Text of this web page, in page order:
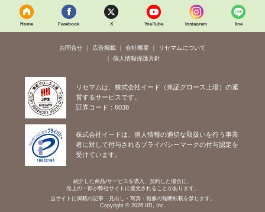
Home Facebook X YouTube Instagram line
お問合せ 広告掲載 会社概要
リセマムについて
個人情報保護方針
リセマムは、株式会社イード（東証グロース上場）の運
営するサービスです。
証券コード：6038
株式会社イードは、個人情報の適切な取扱いを行う事業
者に対して付与されるプライバシーマークの付与認定を
受けています。
紹介した商品/サービスを購入、契約した場合に、
売上の一部が弊社サイトに還元されることがあります。
当サイトに掲載の記事・見出し・写真・画像の無断転載を禁じます。
Copyright © 2026 IID, Inc.